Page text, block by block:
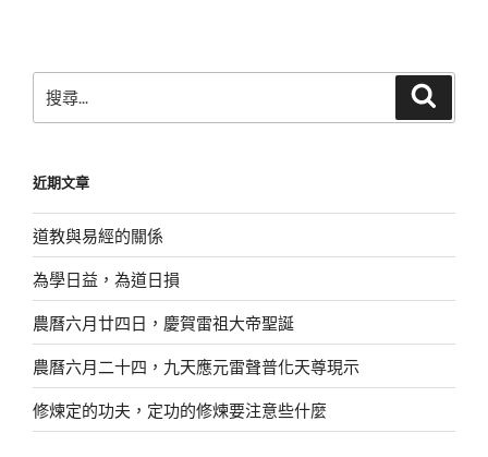
尋
字:
近期文章
道教與易經的關係
為學日益，為道日損
農曆六月廿四日，慶賀雷祖大帝聖誕
農曆六月二十四，九天應元雷聲普化天尊現示
修煉定的功夫，定功的修煉要注意些什麼